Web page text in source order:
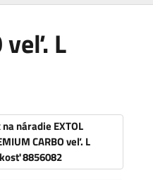
veľ. L
na náradie EXTOL
CARBO veľ. L
8856082